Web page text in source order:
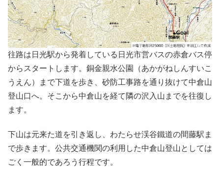
往路は日光駅から発着している日光市営バスの赤倉バス停
からスタートします。銅金親水公園（あかがねしんすいこ
うえん）まで下道を歩き、砂防工事路を通り抜けて中倉山
登山口へ。そこから中倉山を経て隣の沢入山までを往復し
ます。
下山は元来た道を引き返し、わたらせ渓谷鐵道の間藤駅ま
で歩きます。公共交通機関の利用した中倉山登山としては
ごく一般的であろう行程です。